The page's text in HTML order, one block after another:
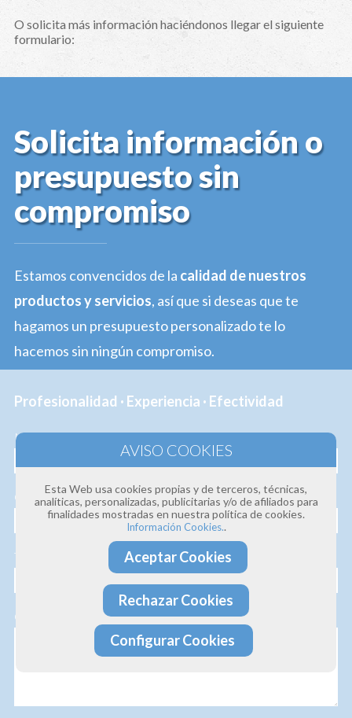
O solicita más información haciéndonos llegar el siguiente
formulario:
Solicita información o
presupuesto sin
compromiso
Estamos convencidos de la calidad de nuestros
productos y servicios, así que si deseas que te
hagamos un presupuesto personalizado te lo
hacemos sin ningún compromiso.
Profesionalidad · Experiencia · Efectividad
Nombre
Correo electrónico
Teléfono
Consulta
Esta Web usa cookies propias y de terceros, técnicas,
analíticas, personalizadas, publicitarias y/o de afiliados para
finalidades mostradas en nuestra política de cookies.
Información Cookies..
Aceptar Cookies
Rechazar Cookies
Configurar Cookies